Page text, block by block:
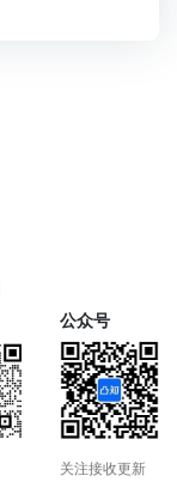
公众号
关注接收更新